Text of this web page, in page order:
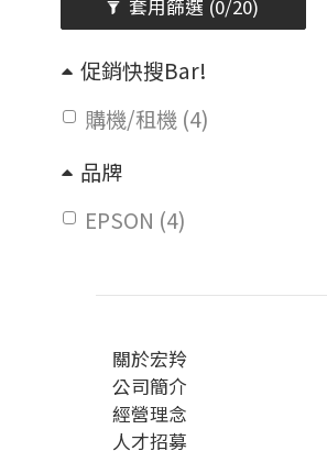
套用篩選 (0/20)
促銷快搜Bar!
購機/租機 (4)
品牌
EPSON (4)
關於宏羚
公司簡介
經營理念
人才招募